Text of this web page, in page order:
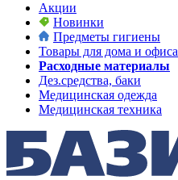
Акции
Новинки
Предметы гигиены
Товары для дома и офиса
Расходные материалы
Дез.средства, баки
Медицинская одежда
Медицинская техника